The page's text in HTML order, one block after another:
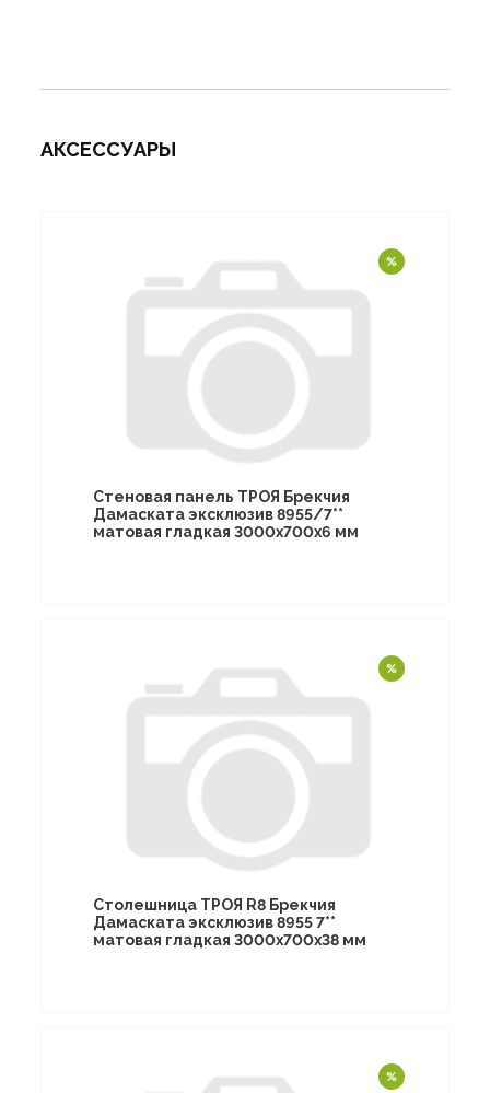
АКСЕССУАРЫ
Стеновая панель ТРОЯ Брекчия
Дамаската эксклюзив 8955/7**
матовая гладкая 3000х700х6 мм
Столешница ТРОЯ R8 Брекчия
Дамаската эксклюзив 8955 7**
матовая гладкая 3000х700х38 мм